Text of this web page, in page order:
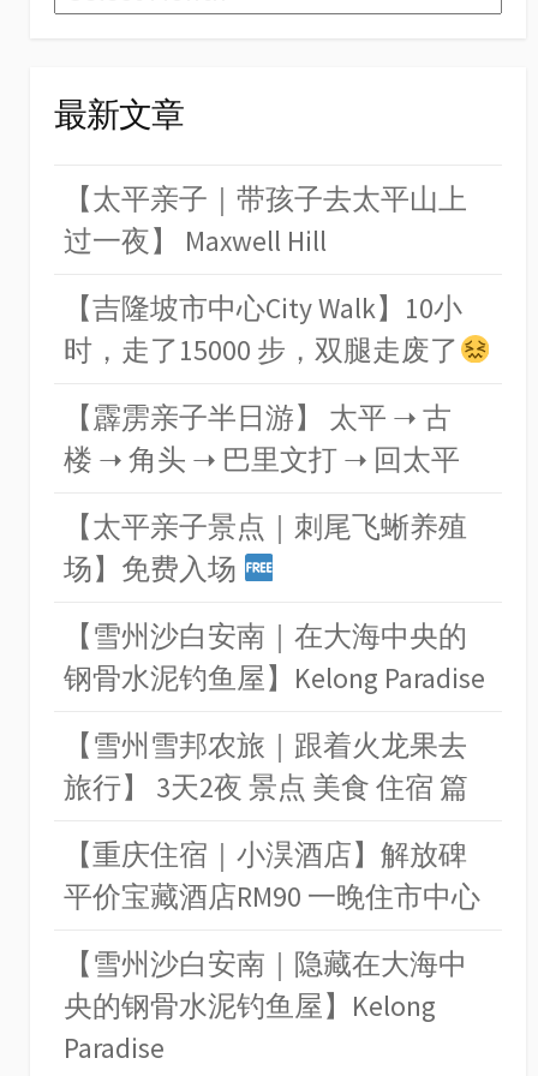
最新文章
【太平亲子｜带孩子去太平山上
过一夜】 Maxwell Hill
【吉隆坡市中心City Walk】10小
时，走了15000 步，双腿走废了
【霹雳亲子半日游】 太平 ➝ 古
楼 ➝ 角头 ➝ 巴里文打 ➝ 回太平
【太平亲子景点｜刺尾飞蜥养殖
场】免费入场
【雪州沙白安南｜在大海中央的
钢骨水泥钓鱼屋】Kelong Paradise
【雪州雪邦农旅｜跟着火龙果去
旅行】 3天2夜 景点 美食 住宿 篇
【重庆住宿｜小淏酒店】解放碑
平价宝藏酒店RM90 一晚住市中心
【雪州沙白安南｜隐藏在大海中
央的钢骨水泥钓鱼屋】Kelong
Paradise